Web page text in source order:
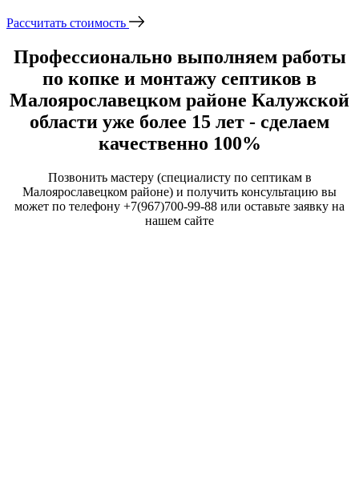
Рассчитать стоимость
Профессионально выполняем работы
по копке и монтажу септиков в
Малоярославецком районе Калужской
области уже более 15 лет - сделаем
качественно 100%
Позвонить мастеру (специалисту по септикам в
Малоярославецком районе) и получить консультацию вы
может по телефону +7(967)700-99-88 или оставьте заявку на
нашем сайте